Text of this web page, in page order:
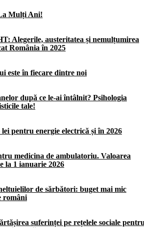
Mulți Ani!
Alegerile, austeritatea și nemulțumirea
România în 2025
este în fiecare dintre noi
după ce le-ai întâlnit? Psihologia
tale!
pentru energie electrică și în 2026
medicina de ambulatoriu. Valoarea
la 1 ianuarie 2026
de sărbători: buget mai mic
români
suferinței pe rețelele sociale